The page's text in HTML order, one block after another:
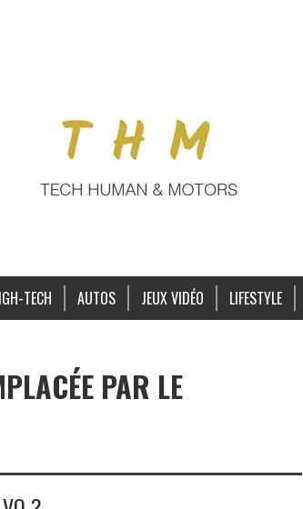
TECH AUTOS JEUX VIDÉO LIFESTYLE
PAR LE